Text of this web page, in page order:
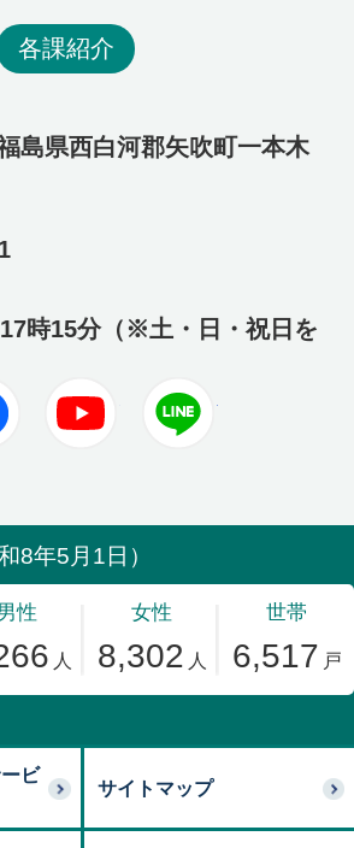
各課紹介
島県西白河郡矢吹町一本木
時15分（※土・日・祝日を
Facebook Youtube
ビ
サイトマップ